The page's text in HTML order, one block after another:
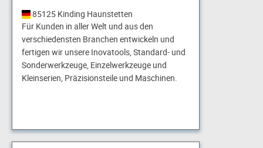
85125 Kinding Haunstetten
Für Kunden in aller Welt und aus den
verschiedensten Branchen entwickeln und
fertigen wir unsere Inovatools, Standard- und
Sonderwerkzeuge, Einzelwerkzeuge und
Kleinserien, Präzisionsteile und Maschinen.